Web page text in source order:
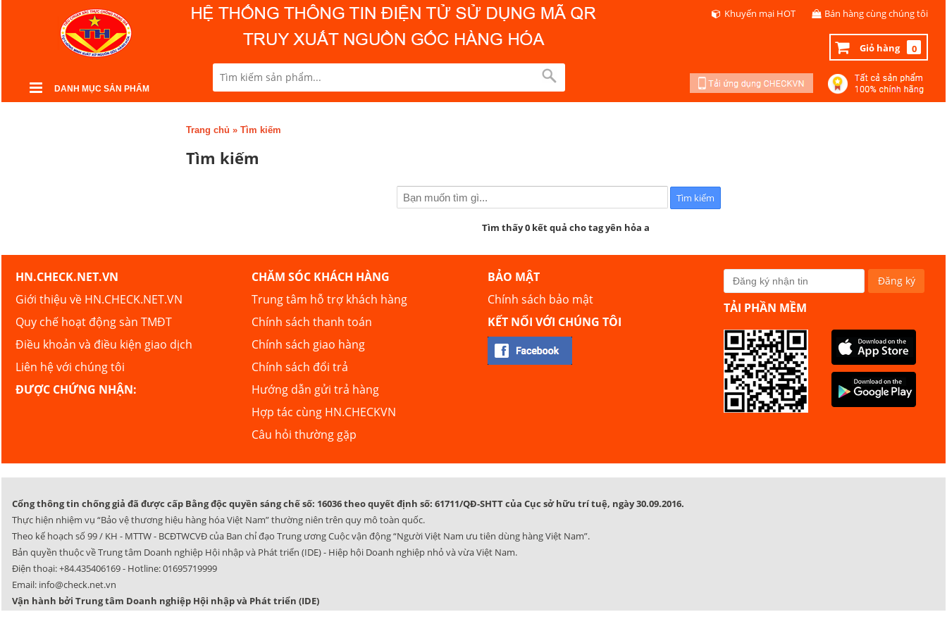
DANH MỤC SẢN PHẨM
Khuyến mại HOT Bán hàng cùng chúng tôi
Giỏ hàng 0
Trang chủ » Tìm kiếm
Tìm kiếm
Tìm thấy 0 kết quả cho tag yên hỏa a
HN.CHECK.NET.VN
Giới thiệu về HN.CHECK.NET.VN
Quy chế hoạt động sàn TMĐT
Điều khoản và điều kiện giao dịch
Liên hệ với chúng tôi
ĐƯỢC CHỨNG NHẬN:
CHĂM SÓC KHÁCH HÀNG
Trung tâm hỗ trợ khách hàng
Chính sách thanh toán
Chính sách giao hàng
Chính sách đổi trả
Hướng dẫn gửi trả hàng
Hợp tác cùng HN.CHECKVN
Câu hỏi thường gặp
BẢO MẬT
Chính sách bảo mật
KẾT NỐI VỚI CHÚNG TÔI
TẢI PHẦN MỀM
Cổng thông tin chống giả đã được cấp Bằng độc quyền sáng chế số: 16036 theo quyết định số: 61711/QĐ-SHTT của Cục sở hữu trí tuệ, ngày 30.09.2016.
Thực hiện nhiệm vụ “Bảo vệ thương hiệu hàng hóa Việt Nam” thường niên trên quy mô toàn quốc.
Theo kế hoạch số 99 / KH - MTTW - BCĐTWCVĐ của Ban chỉ đạo Trung ương Cuộc vận động “Người Việt Nam ưu tiên dùng hàng Việt Nam”.
Bản quyền thuộc về Trung tâm Doanh nghiệp Hội nhập và Phát triển (IDE) - Hiệp hội Doanh nghiệp nhỏ và vừa Việt Nam.
Điện thoại:+84.435406169- Hotline:01695719999
Email: info@check.net.vn
Vận hành bởi Trung tâm Doanh nghiệp Hội nhập và Phát triển (IDE)